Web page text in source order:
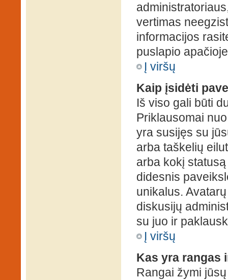
vertimas
informacijos
puslapio
Į viršų
Kaip įsidėti
Iš viso gali būti
Priklausomai
yra susijęs su
arba taškelių
arba kokį
didesnis
unikalus.
diskusijų
su juo ir
Į viršų
Kas yra rangas
Rangai žymi